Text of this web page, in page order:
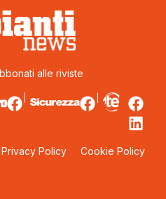
alle riviste
Privacy Policy Cookie Policy